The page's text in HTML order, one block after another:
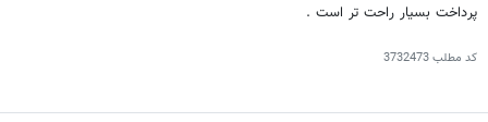
پرداخت بسیار راحت تر است .
کد مطلب3732473